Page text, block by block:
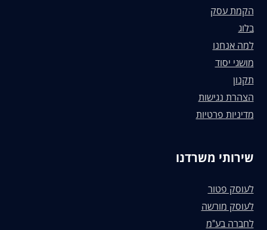
הקמת עסק
בלוג
למה אנחנו
מושגי יסוד
תקנון
הצהרת נגישות
מדיניות פרטיות
שירותי משרדנו
לעוסק פטור
לעוסק מורשה
לחברה בע"מ